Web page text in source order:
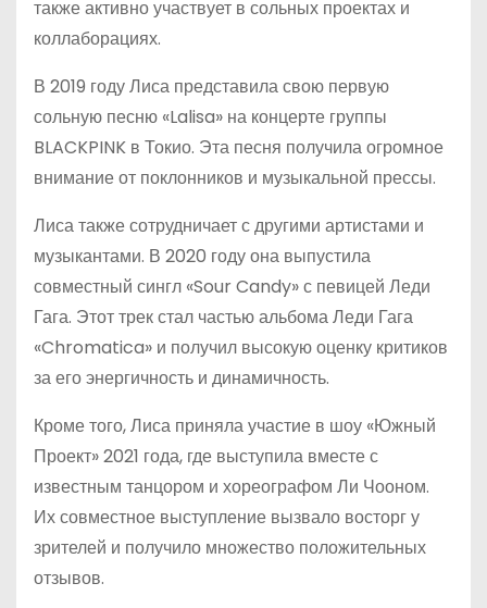
также активно участвует в сольных проектах и
коллаборациях.
В 2019 году Лиса представила свою первую
сольную песню «Lalisa» на концерте группы
BLACKPINK в Токио. Эта песня получила огромное
внимание от поклонников и музыкальной прессы.
Лиса также сотрудничает с другими артистами и
музыкантами. В 2020 году она выпустила
совместный сингл «Sour Candy» с певицей Леди
Гага. Этот трек стал частью альбома Леди Гага
«Chromatica» и получил высокую оценку критиков
за его энергичность и динамичность.
Кроме того, Лиса приняла участие в шоу «Южный
Проект» 2021 года, где выступила вместе с
известным танцором и хореографом Ли Чооном.
Их совместное выступление вызвало восторг у
зрителей и получило множество положительных
отзывов.